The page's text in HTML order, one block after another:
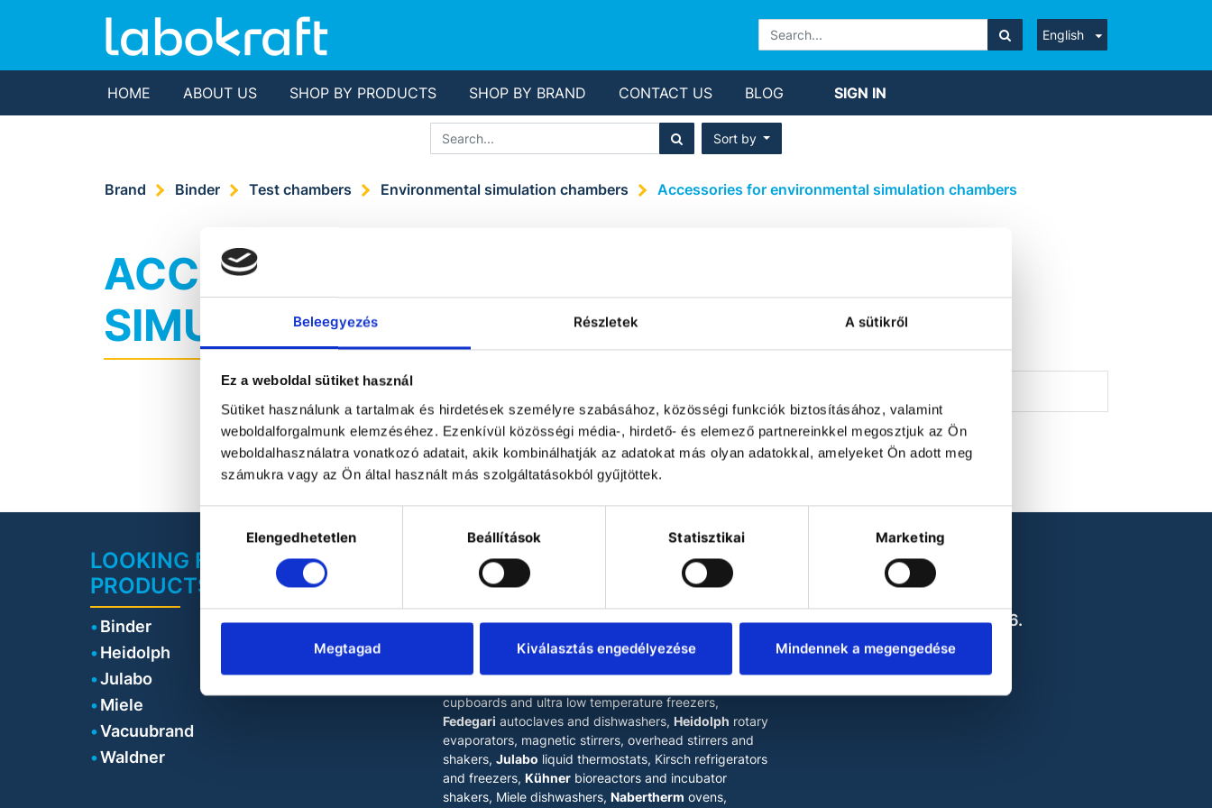
Beleegyezés Részletek A sütikről
Ez a weboldal sütiket használ
Sütiket használunk a tartalmak és hirdetések személyre szabásához, közösségi funkciók biztosításához, valamint
weboldalforgalmunk elemzéséhez. Ezenkívül közösségi média-, hirdető- és elemező partnereinkkel megosztjuk az Ön
weboldalhasználatra vonatkozó adatait, akik kombinálhatják az adatokat más olyan adatokkal, amelyeket Ön adott meg
számukra vagy az Ön által használt más szolgáltatásokból gyűjtöttek.
Hozzájárulás
kiválasztásaElengedhetetlen Beállítások Statisztikai Marketing
Megtagad Kiválasztás engedélyezése Mindennek a megengedése
English
HOME ABOUT US SHOP BY PRODUCTS SHOP BY BRAND CONTACT US BLOG SIGN IN
Sort by
Brand Binder Test chambers Environmental simulation chambers Accessories for environmental simulation chambers
ACCESSORIES FOR ENVIRONMENTAL
SIMULATION CHAMBERS
LOOKING FOR LABORATORY
PRODUCTS?
Binder
Heidolph
Julabo
Miele
Vacuubrand
Waldner
LABOKRAFT MÉRNÖKIRODA
KFT.
The main products of our company areBinderdrying
chambers, incubators, climate chambers, test
cupboards and ultra low temperature freezers,
Fedegari autoclaves and dishwashers, Heidolph rotary
evaporators, magnetic stirrers, overhead stirrers and
shakers,Julabo liquid thermostats, Kirsch refrigerators
and freezers,Kühner bioreactors and incubator
shakers, Miele dishwashers,Nabertherm ovens,
CONTACT US
Asbóth Oszkár utca 4. A/6.
office@labokraft.hu
Privacy policy